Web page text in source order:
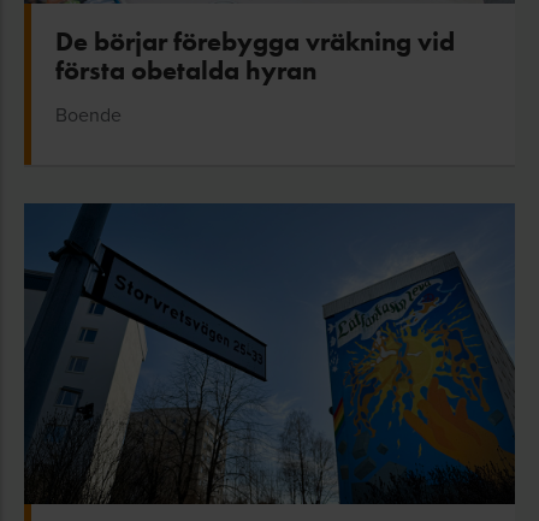
De börjar förebygga vräkning vid
första obetalda hyran
Boende